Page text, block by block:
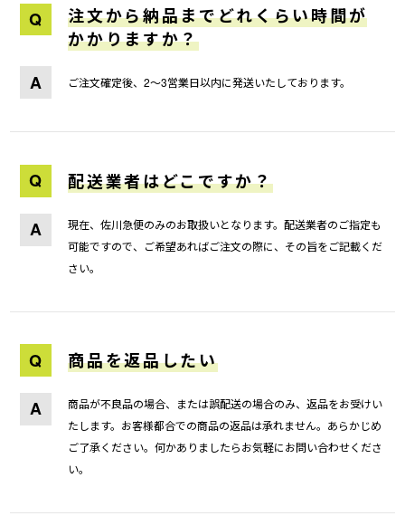
Q
注文から納品までどれくらい時間が
かかりますか？
A
ご注文確定後、2～3営業日以内に発送いたしております。
Q 配送業者はどこですか？
A
現在、佐川急便のみのお取扱いとなります。配送業者のご指定も
可能ですので、ご希望あればご注文の際に、その旨をご記載くだ
さい。
Q 商品を返品したい
A
商品が不良品の場合、または誤配送の場合のみ、返品をお受けい
たします。お客様都合での商品の返品は承れません。あらかじめ
ご了承ください。何かありましたらお気軽にお問い合わせくださ
い。